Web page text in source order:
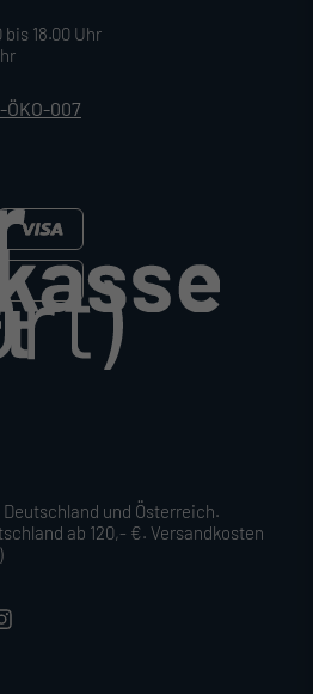
18.00 Uhr
007
und Österreich.
ab 120,- €. Versandkosten